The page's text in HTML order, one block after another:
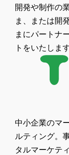
開発や制作の
ま、または開
まにパートナ
トをいたします
中小企業のマ
ルティング。
タルマーケテ